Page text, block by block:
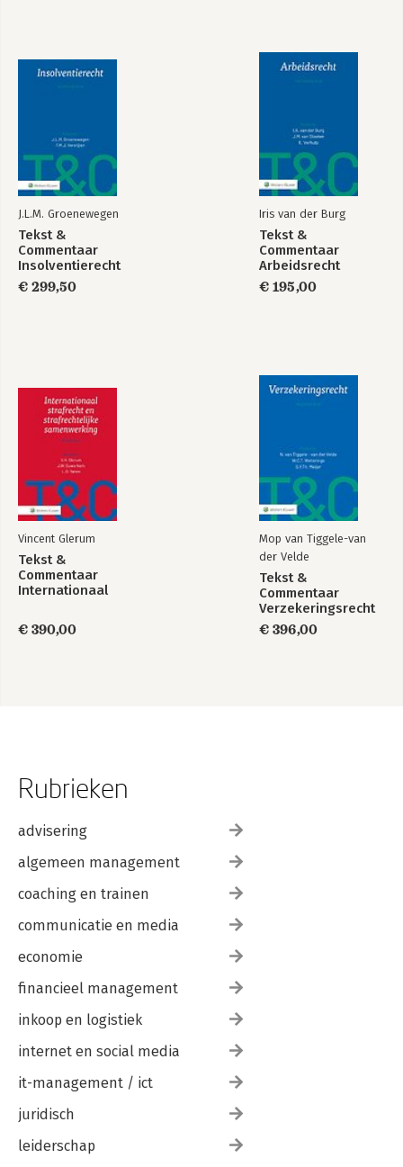
J.L.M. Groenewegen
Tekst &
Commentaar
Insolventierecht
€ 299,50
Iris van der Burg
Tekst &
Commentaar
Arbeidsrecht
€ 195,00
Vincent Glerum
Tekst &
Commentaar
Internationaal
strafrechtelijke
samenwerking
€ 390,00
Mop van Tiggele-van
der Velde
Tekst &
Commentaar
Verzekeringsrecht
€ 396,00
Rubrieken
advisering
algemeen management
coaching en trainen
communicatie en media
economie
financieel management
inkoop en logistiek
internet en social media
it-management / ict
juridisch
leiderschap